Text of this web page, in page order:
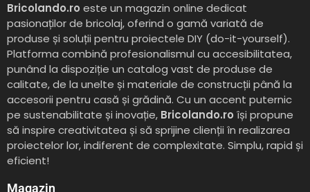
Bricolando.ro este un magazin online dedicat
pasionaților de bricolaj, oferind o gamă variată de
produse și soluții pentru proiectele DIY (do-it-yourself).
Platforma combină profesionalismul cu accesibilitatea,
punând la dispoziție un catalog vast de produse de
calitate, de la unelte și materiale de construcții până la
accesorii pentru casă și grădină. Cu un accent puternic
pe sustenabilitate și inovație, Bricolando.ro își propune
să inspire creativitatea și să sprijine clienții în realizarea
proiectelor lor, indiferent de complexitate. Simplu, rapid și
eficient!
Magazin